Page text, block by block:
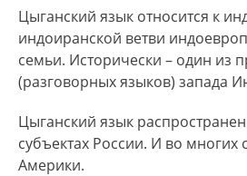
крупных оседлых языковых
отдельные цыганские
цыганского языка на язык
Российской Федерации с ХХ
следующих языках:
1. цыгане-молдовая, цыгане-
молдавский (возможно, и те
Цыганский язык относится к
индоиранской ветви
семьи. Исторически – один из
(разговорных языков) запада
Цыганский язык
субъектах России. И во многих
Америки.